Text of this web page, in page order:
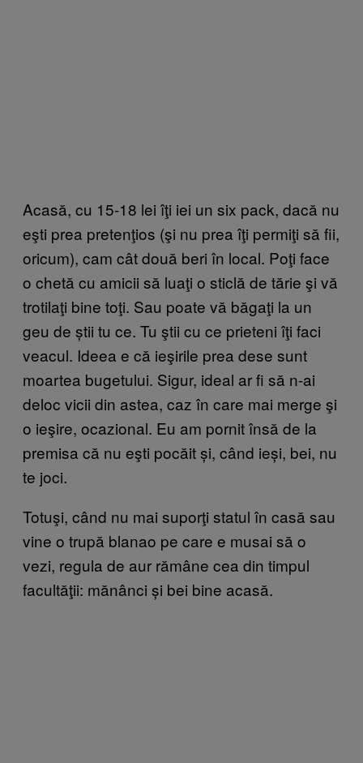
Acasă, cu 15-18 lei îţi iei un six pack, dacă nu
eşti prea pretenţios (şi nu prea îţi permiţi să fii,
oricum), cam cât două beri în local. Poţi face
o chetă cu amicii să luaţi o sticlă de tărie şi vă
trotilaţi bine toţi. Sau poate vă băgaţi la un
geu de știi tu ce. Tu ştii cu ce prieteni îţi faci
veacul. Ideea e că ieşirile prea dese sunt
moartea bugetului. Sigur, ideal ar fi să n-ai
deloc vicii din astea, caz în care mai merge şi
o ieşire, ocazional. Eu am pornit însă de la
premisa că nu eşti pocăit și, când ieși, bei, nu
te joci.
Totuşi, când nu mai suporţi statul în casă sau
vine o trupă blanao pe care e musai să o
vezi, regula de aur rămâne cea din timpul
facultăţii: mănânci și bei bine acasă.